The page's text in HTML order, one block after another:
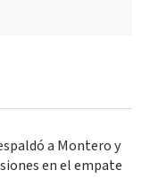
a Montero y
en el empate